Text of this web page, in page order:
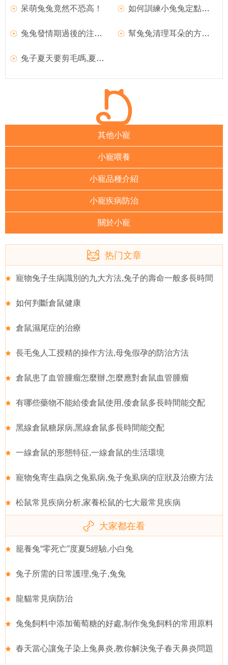
呆萌兔兔竟然不恐高！ 如何訓練小兔兔定點大小便
兔兔發情期過後的注意事項,兔兔發情後的注意事項 幫兔兔清理耳朵的方法,如何幫兔兔剪指甲
兔子夏天要剪毛嗎,夏天兔兔哪些部位需要剪毛
其他小寵
小寵喂養
小寵品種介紹
小寵疾病防治
關於小寵
热门文章
寵物兔子生病識別的九大方法,兔子的壽命一般多長時間
如何判斷倉鼠健康
倉鼠濕尾症的治療
長毛兔人工授精的操作方法,母兔假孕的防治方法
倉鼠患了血管腫瘤怎麼辦,怎麼應對倉鼠血管腫瘤
有哪些藥物不能給倭倉鼠使用,倭倉鼠多長時間能交配
黑線倉鼠糖尿病,黑線倉鼠多長時間能交配
一線倉鼠的形態特征,一線倉鼠的生活環境
寵物兔寄生蟲病之兔虱病,兔子兔虱病的症狀及治療方法
松鼠常見疾病分析,家養松鼠的七大最常見疾病
大家都在看
籠養兔“零死亡”度夏5經驗,小白兔
兔子所需的日常護理,兔子,兔兔
龍貓常見病防治
兔兔飼料中添加葡萄糖的好處,制作兔兔飼料的常用原料
春天當心讓兔子染上兔鼻炎,教你解決兔子春天鼻炎問題